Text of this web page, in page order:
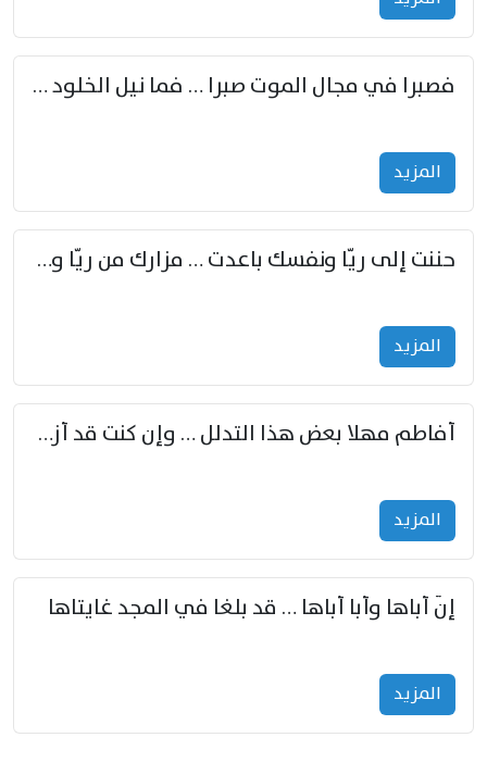
فصبرا في مجال الموت صبرا … فما نيل الخلود بمستطاع
المزید
حننت إلى ريّا ونفسك باعدت … مزارك من ريّا وشعباكما معا
المزید
أفاطم مهلا بعض هذا التدلل … وإن كنت قد أزمعت صرمي فأجملي
المزید
إنّ أباها وأبا أباها … قد بلغا في المجد غايتاها
المزید